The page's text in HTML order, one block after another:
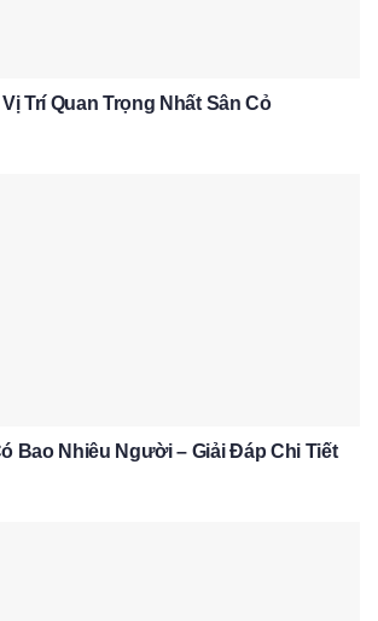
Trí Quan Trọng Nhất Sân Cỏ
Bao Nhiêu Người – Giải Đáp Chi Tiết